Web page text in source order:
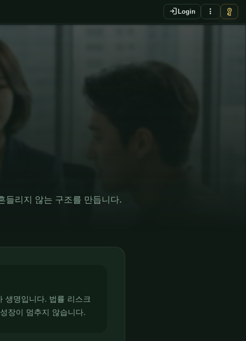
login Login more_vert vpn_key
EN
들리지 않는 구조를 만듭니다.
생명입니다. 법률 리스크
장이 멈추지 않습니다.